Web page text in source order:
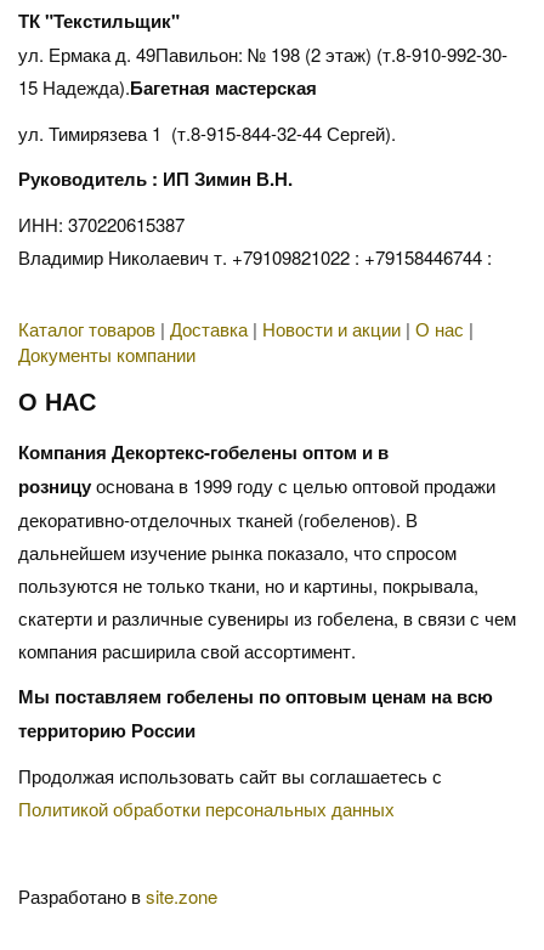
ТК "Текстильщик"
ул. Ермака д. 49Павильон: № 198 (2 этаж) (т.8-910-992-30-
15 Надежда).Багетная мастерская
ул. Тимирязева 1 (т.8-915-844-32-44 Сергей).
Руководитель : ИП Зимин В.Н.
ИНН: 370220615387
Владимир Николаевич т. +79109821022 : +79158446744 :
Каталог товаров | Доставка | Новости и акции | О нас |
Документы компании
О НАС
Компания Декортекс-гобелены оптом и в
розницуоснована в 1999 году с целью оптовой продажи
декоративно-отделочных тканей (гобеленов). В
дальнейшем изучение рынка показало, что спросом
пользуются не только ткани, но и картины, покрывала,
скатерти и различные сувениры из гобелена, в связи с чем
компания расширила свой ассортимент.
Мы поставляем гобелены по оптовым ценам на всю
территорию России
Продолжая использовать сайт вы соглашаетесь с
Политикой обработки персональных данных
Разработано вsite.zone